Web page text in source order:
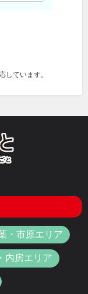
しています。
・市原エリア
内房エリア